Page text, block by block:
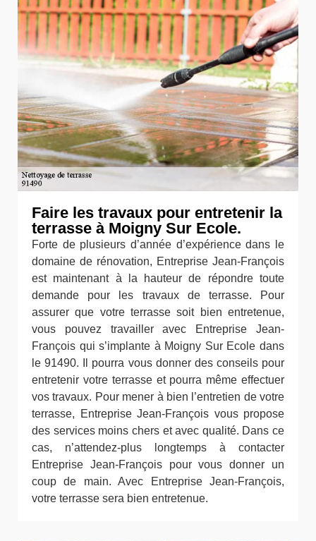
Faire les travaux pour entretenir la
terrasse à Moigny Sur Ecole.
Forte de plusieurs d’année d’expérience dans le
domaine de rénovation, Entreprise Jean-François
est maintenant à la hauteur de répondre toute
demande pour les travaux de terrasse. Pour
assurer que votre terrasse soit bien entretenue,
vous pouvez travailler avec Entreprise Jean-
François qui s’implante à Moigny Sur Ecole dans
le 91490. Il pourra vous donner des conseils pour
entretenir votre terrasse et pourra même effectuer
vos travaux. Pour mener à bien l’entretien de votre
terrasse, Entreprise Jean-François vous propose
des services moins chers et avec qualité. Dans ce
cas, n’attendez-plus longtemps à contacter
Entreprise Jean-François pour vous donner un
coup de main. Avec Entreprise Jean-François,
votre terrasse sera bien entretenue.